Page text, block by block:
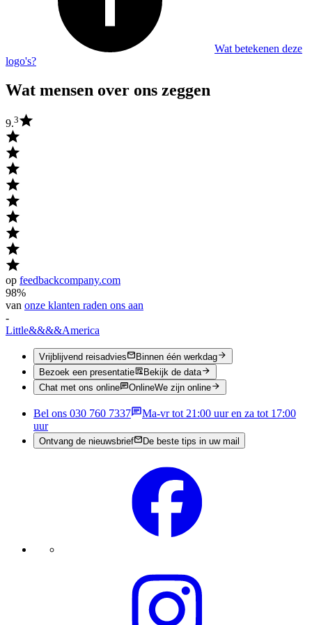
Wat betekenen deze
logo's?
Wat mensen over ons zeggen
9.3
op feedbackcompany.com
98%
van onze klanten raden ons aan
-
Little&&&&America
Vrijblijvend reisadvies
Binnen één werkdag
Bezoek een presentatie
Bekijk de data
Chat met ons online
OnlineWe zijn online
Bel ons 030 760 7337
Ma-vr tot 21:00 uur en za tot 17:00
uur
Ontvang de nieuwsbrief De beste tips in uw mail